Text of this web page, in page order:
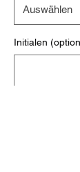
Initialen